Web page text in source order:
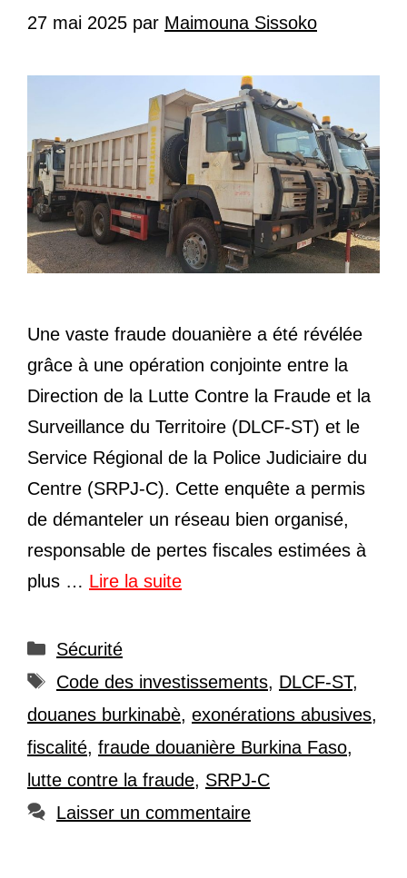
27 mai 2025 par Maimouna Sissoko
Une vaste fraude douanière a été révélée
grâce à une opération conjointe entre la
Direction de la Lutte Contre la Fraude et la
Surveillance du Territoire (DLCF-ST) et le
Service Régional de la Police Judiciaire du
Centre (SRPJ-C). Cette enquête a permis
de démanteler un réseau bien organisé,
responsable de pertes fiscales estimées à
plus … Lire la suite
Catégories
Sécurité
Étiquettes
Code des investissements, DLCF-ST,
douanes burkinabè, exonérations abusives,
fiscalité, fraude douanière Burkina Faso,
lutte contre la fraude, SRPJ-C
Laisser un commentaire